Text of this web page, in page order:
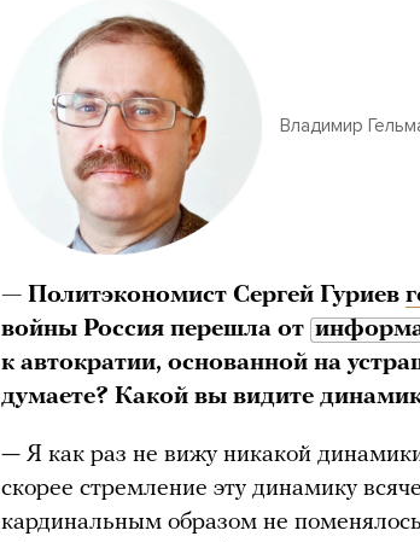
Владимир
— Политэкономист Сергей Гуриев
войны Россия перешла от
к автократии, основанной на
думаете? Какой вы видите
— Я как раз не вижу никакой
скорее стремление эту динамику
кардинальным образом не